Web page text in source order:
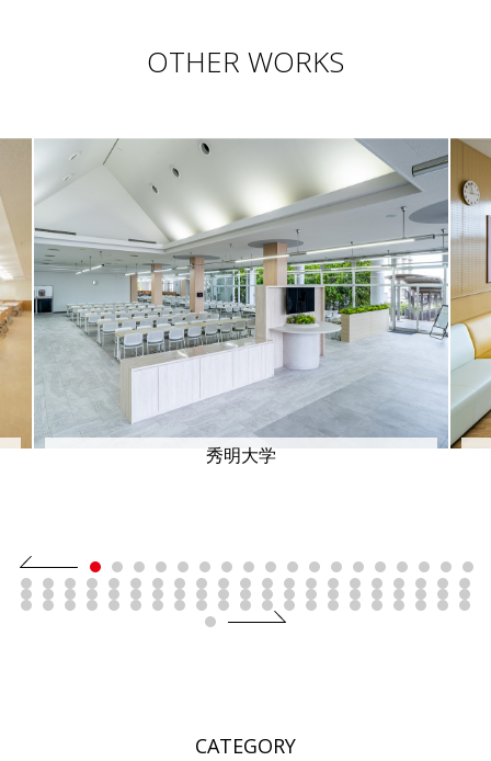
OTHER WORKS
秀明大学
CATEGORY